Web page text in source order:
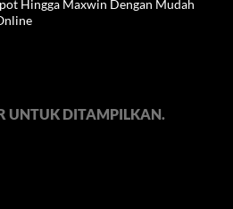
Hingga Maxwin Dengan Mudah
UNTUK DITAMPILKAN.